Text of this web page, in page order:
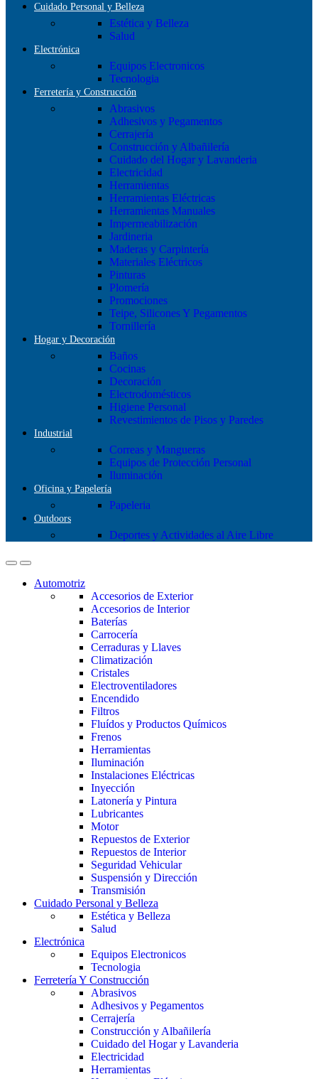
Cuidado Personal y Belleza
Estética y Belleza
Salud
Electrónica
Equipos Electronicos
Tecnologia
Ferretería y Construcción
Abrasivos
Adhesivos y Pegamentos
Cerrajería
Construcción y Albañilería
Cuidado del Hogar y Lavanderia
Electricidad
Herramientas
Herramientas Eléctricas
Herramientas Manuales
Impermeabilización
Jardineria
Maderas y Carpintería
Materiales Eléctricos
Pinturas
Plomería
Promociones
Teipe, Silicones Y Pegamentos
Tornillería
Hogar y Decoración
Baños
Cocinas
Decoración
Electrodomésticos
Higiene Personal
Revestimientos de Pisos y Paredes
Industrial
Correas y Mangueras
Equipos de Protección Personal
Iluminación
Oficina y Papelería
Papeleria
Outdoors
Deportes y Actividades al Aire Libre
Automotriz
Accesorios de Exterior
Accesorios de Interior
Baterías
Carrocería
Cerraduras y Llaves
Climatización
Cristales
Electroventiladores
Encendido
Filtros
Fluídos y Productos Químicos
Frenos
Herramientas
Iluminación
Instalaciones Eléctricas
Inyección
Latonería y Pintura
Lubricantes
Motor
Repuestos de Exterior
Repuestos de Interior
Seguridad Vehicular
Suspensión y Dirección
Transmisión
Cuidado Personal y Belleza
Estética y Belleza
Salud
Electrónica
Equipos Electronicos
Tecnologia
Ferretería Y Construcción
Abrasivos
Adhesivos y Pegamentos
Cerrajería
Construcción y Albañilería
Cuidado del Hogar y Lavanderia
Electricidad
Herramientas